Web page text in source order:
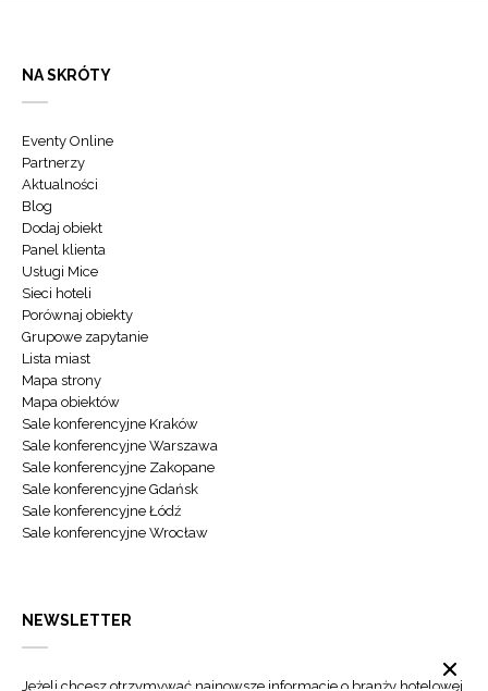
NA SKRÓTY
Eventy Online
Partnerzy
Aktualności
Blog
Dodaj obiekt
Panel klienta
Usługi Mice
Sieci hoteli
Porównaj obiekty
Grupowe zapytanie
Lista miast
Mapa strony
Mapa obiektów
Sale konferencyjne Kraków
Sale konferencyjne Warszawa
Sale konferencyjne Zakopane
Sale konferencyjne Gdańsk
Sale konferencyjne Łódź
Sale konferencyjne Wrocław
NEWSLETTER
Jeżeli chcesz otrzymywać najnowsze informacje o branży hotelowej